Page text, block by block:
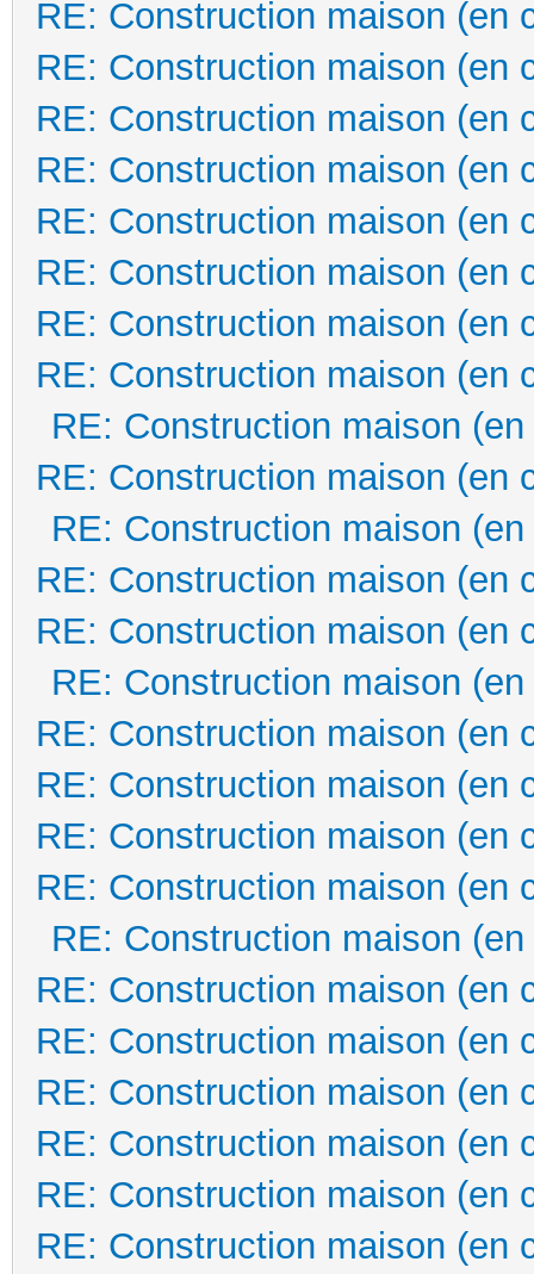
RE: Construction maison (en
RE: Construction maison (en
RE: Construction maison (en
RE: Construction maison (en
RE: Construction maison (en
RE: Construction maison (en
RE: Construction maison (en
RE: Construction maison (en
RE: Construction maison
RE: Construction maison (en
RE: Construction maison
RE: Construction maison (en
RE: Construction maison (en
RE: Construction maison
RE: Construction maison (en
RE: Construction maison (en
RE: Construction maison (en
RE: Construction maison (en
RE: Construction maison
RE: Construction maison (en
RE: Construction maison (en
RE: Construction maison (en
RE: Construction maison (en
RE: Construction maison (en
RE: Construction maison (en